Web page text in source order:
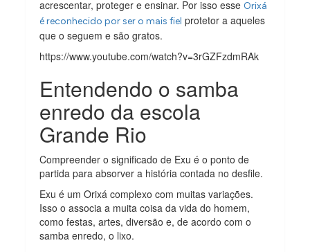
acrescentar, proteger e ensinar. Por isso esse Orixá
é reconhecido por ser o mais fiel protetor a aqueles
que o seguem e são gratos.
https://www.youtube.com/watch?v=3rGZFzdmRAk
Entendendo o samba
enredo da escola
Grande Rio
Compreender o significado de Exu é o ponto de
partida para absorver a história contada no desfile.
Exu é um Orixá complexo com muitas variações.
Isso o associa a muita coisa da vida do homem,
como festas, artes, diversão e, de acordo com o
samba enredo, o lixo.